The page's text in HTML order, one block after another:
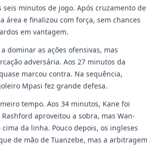
minutos de jogo. Após cruzamento de
área e finalizou com força, sem chances
em vantagem.
dominar as ações ofensivas, mas
adversária. Aos 27 minutos da
marcou contra. Na sequência,
Mpasi fez grande defesa.
tempo. Aos 34 minutos, Kane foi
aproveitou a sobra, mas Wan-
da linha. Pouco depois, os ingleses
de mão de Tuanzebe, mas a